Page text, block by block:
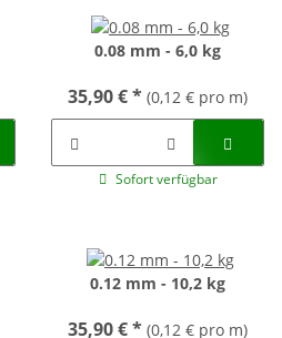
0.08 mm - 6,0 kg
35,90 €* (0,12 € pro m)
Sofort verfügbar
0.12 mm - 10,2 kg
35,90 €* (0,12 € pro m)